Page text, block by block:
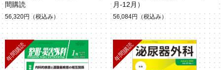
間購読
56,320円 （税込み）
月-12月）
56,084円 （税込み）